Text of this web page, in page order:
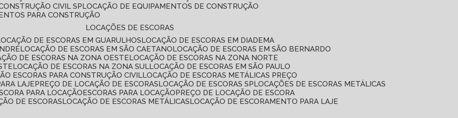
CIVIL SP LOCAÇÃO DE EQUIPAMENTOS DE CONSTRUÇÃO
PARA CONSTRUÇÃO
LOCAÇÕES DE ESCORAS
LOCAÇÃO DE ESCORAS EM GUARULHOS LOCAÇÃO DE ESCORAS EM DIADEMA
LOCAÇÃO DE ESCORAS EM SÃO CAETANO LOCAÇÃO DE ESCORAS EM SÃO BERNARDO
DE ESCORAS NA ZONA OESTE LOCAÇÃO DE ESCORAS NA ZONA NORTE
LOCAÇÃO DE ESCORAS NA ZONA SUL LOCAÇÃO DE ESCORAS EM SÃO PAULO
ESCORAS PARA CONSTRUÇÃO CIVIL LOCAÇÃO DE ESCORAS METÁLICAS PREÇO
LAJE
PREÇO DE LOCAÇÃO DE ESCORAS LOCAÇÃO DE ESCORAS SP LOCAÇÕES DE ESCORAS METÁLICAS
PARA LOCAÇÃO ESCORAS PARA LOCAÇÃO
PREÇO DE LOCAÇÃO DE ESCORA
DE ESCORAS LOCAÇÃO DE ESCORAS METÁLICAS LOCAÇÃO DE ESCORAMENTO PARA LAJE